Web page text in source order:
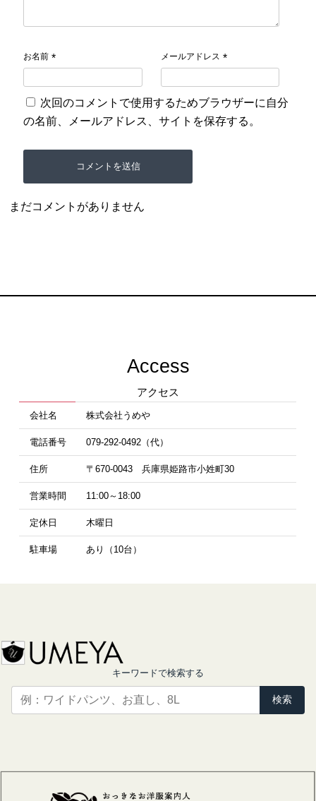
お名前 * メールアドレス *
次回のコメントで使用するためブラウザーに自分
の名前、メールアドレス、サイトを保存する。
まだコメントがありません
Access
アクセス
会社名 株式会社うめや
電話番号 079-292-0492（代）
住所 〒670-0043 兵庫県姫路市小姓町30
営業時間 11:00～18:00
定休日 木曜日
駐車場 あり（10台）
キーワードで検索する
検索